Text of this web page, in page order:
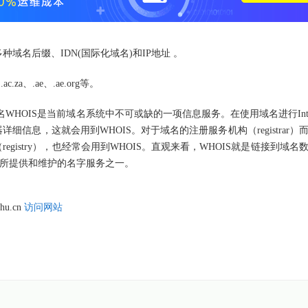
域名后缀、IDN(国际化域名)和IP地址 。
、.ae、.ae.org等。
是当前域名系统中不可或缺的一项信息服务。在使用域名进行
细信息，这就会用到WHOIS。对于域名的注册服务机构（registrar）
），也经常会用到WHOIS。直观来看，WHOIS就是链接到域名
提供和维护的名字服务之一。
访问网站